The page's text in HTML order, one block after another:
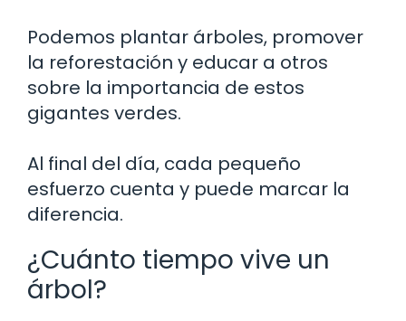
Podemos plantar árboles, promover
la reforestación y educar a otros
sobre la importancia de estos
gigantes verdes.
Al final del día, cada pequeño
esfuerzo cuenta y puede marcar la
diferencia.
¿Cuánto tiempo vive un
árbol?